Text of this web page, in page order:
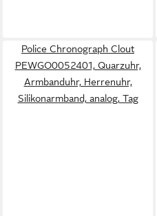
Police Chronograph Clout
PEWGO0052401, Quarzuhr,
Armbanduhr, Herrenuhr,
Silikonarmband, analog, Tag